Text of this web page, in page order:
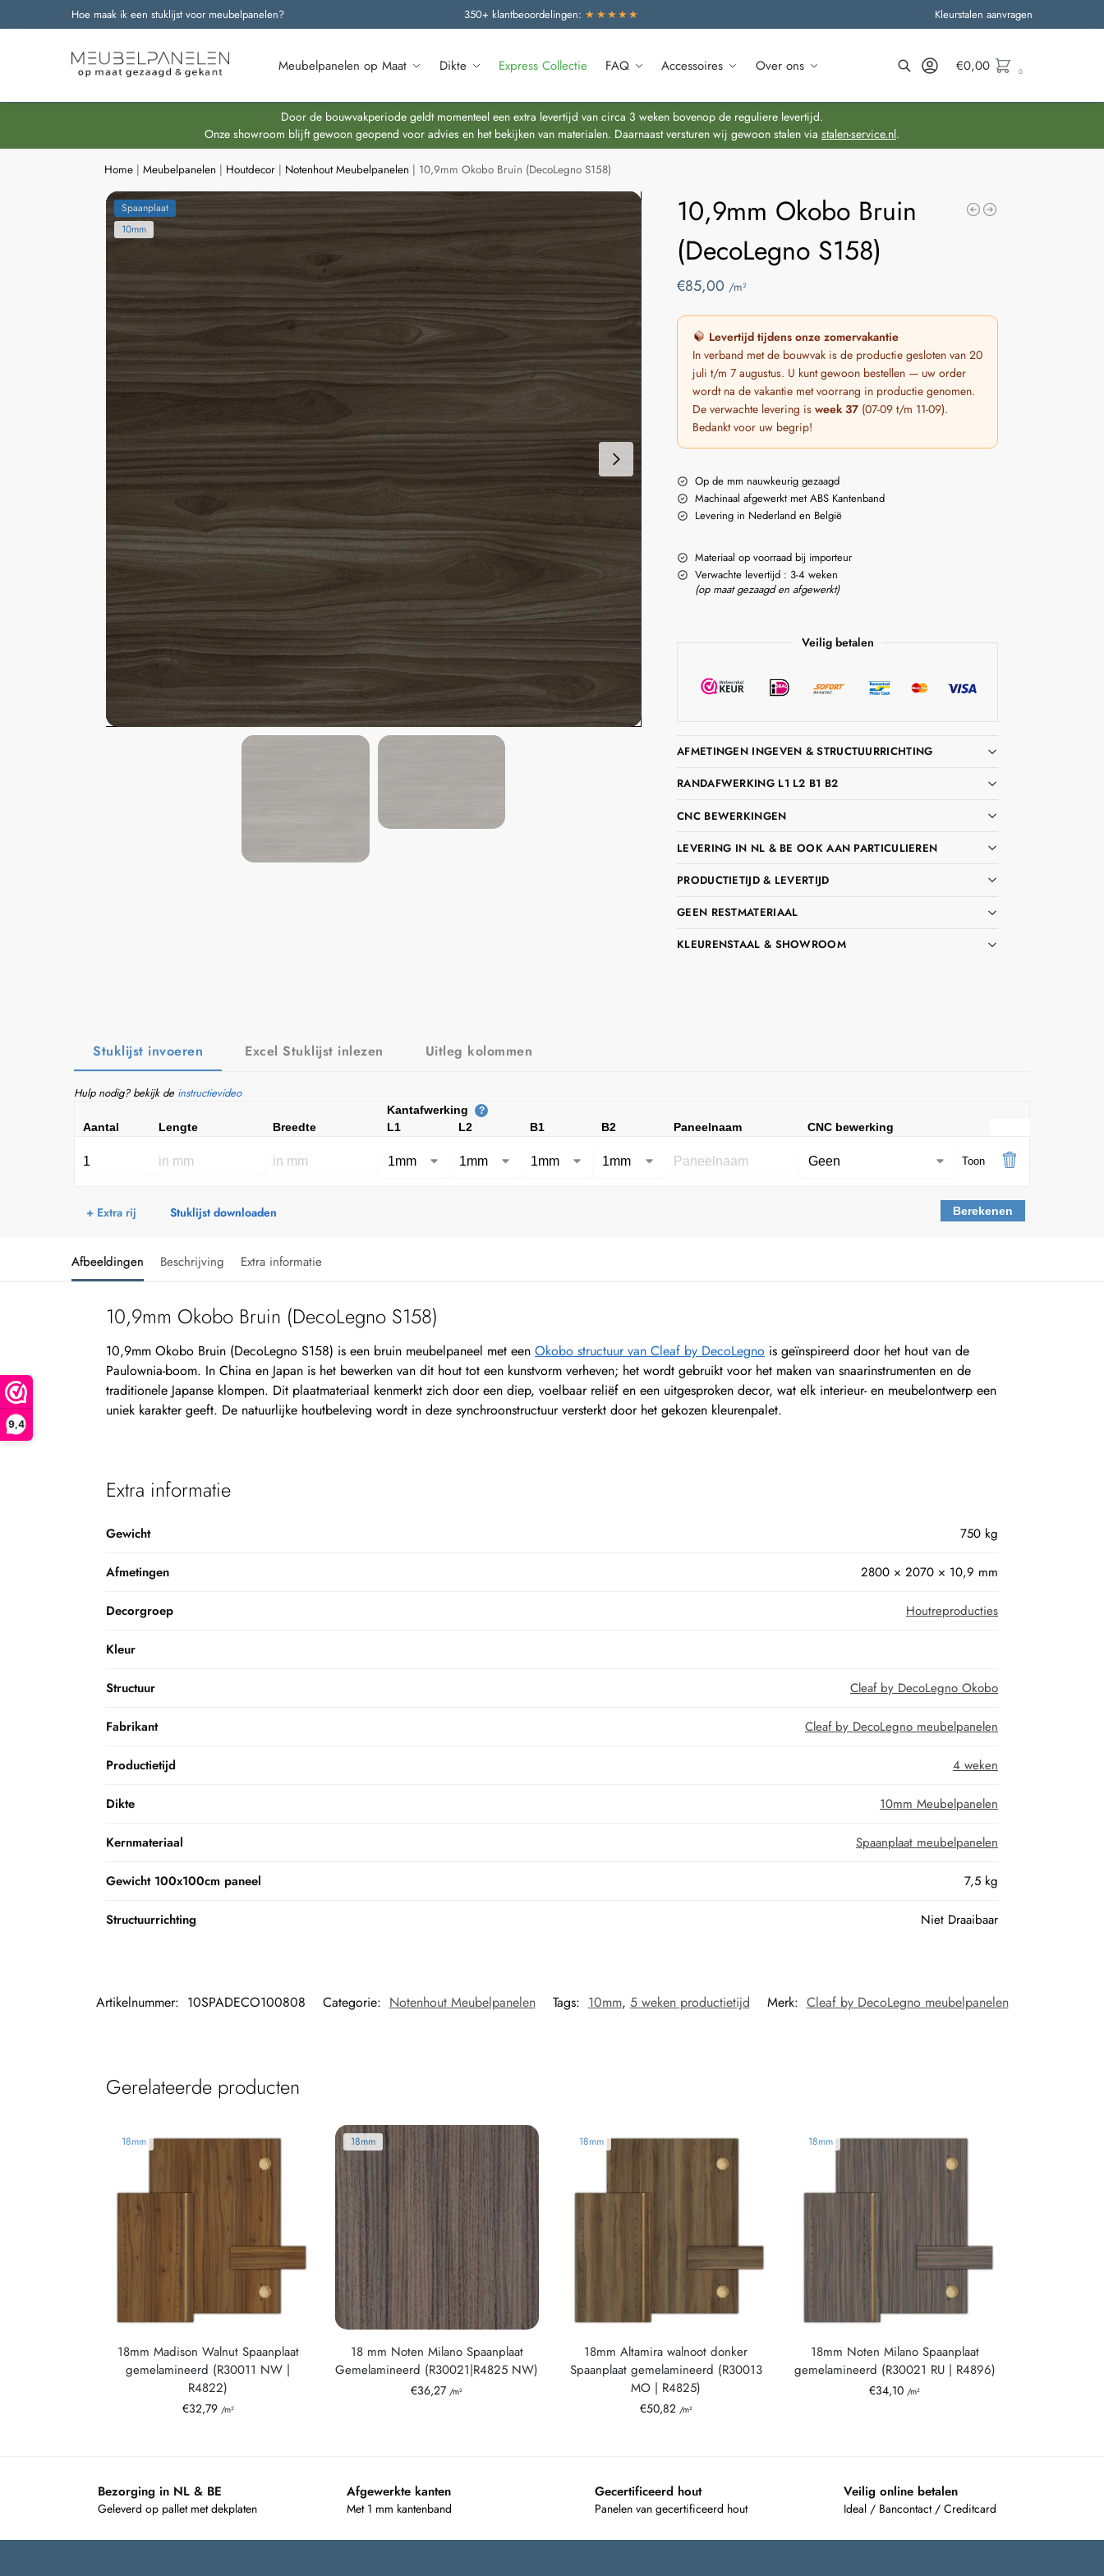
9,4
Hoe maak ik een stuklijst voor meubelpanelen? 350+ klantbeoordelingen: ★★★★★ Kleurstalen aanvragen
Meubelpanelen op Maat Dikte Express Collectie FAQ Accessoires Over ons
Onze nieuwste producten
€0,00 0
Door de bouwvakperiode geldt momenteel een extra levertijd van circa 3 weken bovenop de reguliere levertijd.
Onze showroom blijft gewoon geopend voor advies en het bekijken van materialen. Daarnaast versturen wij gewoon stalen via stalen-service.nl.
Home |Meubelpanelen | Houtdecor | Notenhout Meubelpanelen | 10,9mm Okobo Bruin (DecoLegno S158)
Spaanplaat
10mm
10,9mm Okobo Bruin
(DecoLegno S158)
€85,00 /m²
Levertijd tijdens onze zomervakantie
In verband met de bouwvak is de productie gesloten van 20
juli t/m 7 augustus. U kunt gewoon bestellen — uw order
wordt na de vakantie met voorrang in productie genomen.
De verwachte levering isweek 37 (07-09 t/m 11-09).
Bedankt voor uw begrip!
Op de mm nauwkeurig gezaagd
Machinaal afgewerkt met ABS Kantenband
Levering in Nederland en België
Materiaal op voorraad bij importeur
Verwachte levertijd : 3-4 weken
(op maat gezaagd en afgewerkt)
Veilig betalen
AFMETINGEN INGEVEN & STRUCTUURRICHTING
RANDAFWERKING L1 L2 B1 B2
CNC BEWERKINGEN
LEVERING IN NL & BE OOK AAN PARTICULIEREN
PRODUCTIETIJD & LEVERTIJD
GEEN RESTMATERIAAL
KLEURENSTAAL & SHOWROOM
Stuklijst invoeren Excel Stuklijst inlezen Uitleg kolommen
Hulp nodig? bekijk de instructievideo
Kantafwerking ?
Aantal Lengte Breedte L1 L2 B1 B2 Paneelnaam CNC bewerking
Toon
+ Extra rij Stuklijst downloaden Berekenen
Afbeeldingen Beschrijving Extra informatie
10,9mm Okobo Bruin (DecoLegno S158)
10,9mm Okobo Bruin (DecoLegno S158) is een bruin meubelpaneel met een Okobo structuur van Cleaf by DecoLegnois geïnspireerd door het hout van de
Paulownia-boom. In China en Japan is het bewerken van dit hout tot een kunstvorm verheven; het wordt gebruikt voor het maken van snaarinstrumenten en de
traditionele Japanse klompen. Dit plaatmateriaal kenmerkt zich door een diep, voelbaar reliëf en een uitgesproken decor, wat elk interieur- en meubelontwerp een
uniek karakter geeft. De natuurlijke houtbeleving wordt in deze synchroonstructuur versterkt door het gekozen kleurenpalet.
Extra informatie
Gewicht 750 kg
Afmetingen 2800 × 2070 × 10,9 mm
Decorgroep Houtreproducties
Kleur
Structuur Cleaf by DecoLegno Okobo
Fabrikant Cleaf by DecoLegno meubelpanelen
Productietijd 4 weken
Dikte 10mm Meubelpanelen
Kernmateriaal Spaanplaat meubelpanelen
Gewicht 100x100cm paneel 7,5 kg
Structuurrichting Niet Draaibaar
Artikelnummer: 10SPADECO100808 Categorie: Notenhout Meubelpanelen Tags: 10mm, 5 weken productietijd Merk: Cleaf by DecoLegno meubelpanelen
Gerelateerde producten
18mm
18mm Madison Walnut Spaanplaat
gemelamineerd (R30011 NW |
R4822)
€32,79 /m²
18mm
18 mm Noten Milano Spaanplaat
Gemelamineerd (R30021|R4825 NW)
€36,27 /m²
18mm
18mm Altamira walnoot donker
Spaanplaat gemelamineerd (R30013
MO | R4825)
€50,82 /m²
18mm
18mm Noten Milano Spaanplaat
gemelamineerd (R30021 RU | R4896)
€34,10 /m²
Bezorging in NL & BE
Geleverd op pallet met dekplaten
Afgewerkte kanten
Met 1 mm kantenband
Gecertificeerd hout
Panelen van gecertificeerd hout
Veilig online betalen
Ideal / Bancontact / Creditcard